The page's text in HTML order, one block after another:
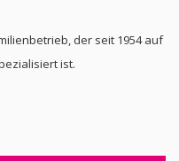
der seit 1954 auf
ist.